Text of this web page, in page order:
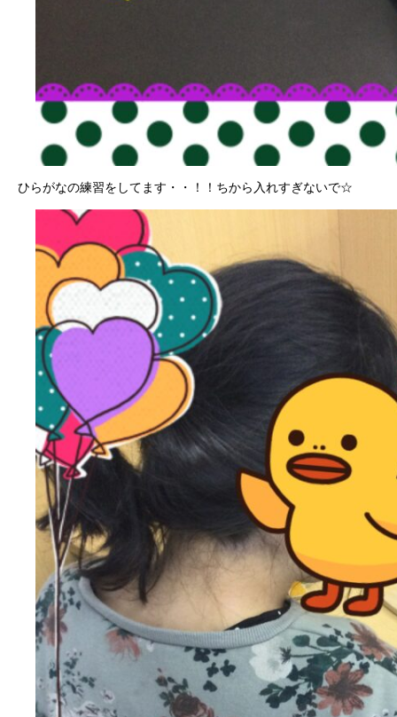
ひらがなの練習をしてます・・！！ちから入れすぎないで☆